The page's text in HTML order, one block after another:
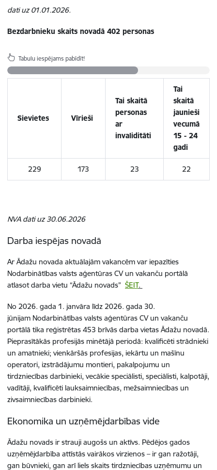
dati uz 01.01.2026.
Bezdarbnieku skaits novadā 402 personas
Tabulu iespējams pabīdīt!
Sievietes Vīrieši
Tai skaitā
personas
ar
invaliditāti
Tai
skaitā
jaunieši
vecumā
15 - 24
gadi
229 173 23 22
NVA dati uz 30.06.2026
Darba iespējas novadā
Ar Ādažu novada aktuālajām vakancēm var iepazīties
Nodarbinātības valsts aģentūras CV un vakanču portālā
atlasot darba vietu “Ādažu novads” ŠEIT.
No 2026. gada 1. janvāra līdz 2026. gada 30.
jūnijam Nodarbinātības valsts aģentūras CV un vakanču
portālā tika reģistrētas 453 brīvās darba vietas Ādažu novadā.
Pieprasītākās profesijās minētājā periodā: kvalificēti strādnieki
un amatnieki; vienkāršās profesijas, iekārtu un mašīnu
operatori, izstrādājumu montieri, pakalpojumu un
tirdzniecības darbinieki, vecākie speciālisti, speciālisti, kalpotāji,
vadītāji, kvalificēti lauksaimniecības, mežsaimniecības un
zivsaimniecības darbinieki.
Ekonomika un uzņēmējdarbības vide
Ādažu novads ir strauji augošs un aktīvs. Pēdējos gados
uzņēmējdarbība attīstās vairākos virzienos – ir gan ražotāji,
gan būvnieki, gan arī liels skaits tirdzniecības uzņēmumu un